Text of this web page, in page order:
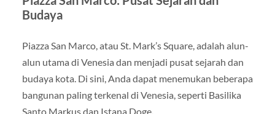
Budaya
Piazza San Marco, atau St. Mark’s Square, adalah alun-
alun utama di Venesia dan menjadi pusat sejarah dan
budaya kota. Di sini, Anda dapat menemukan beberapa
bangunan paling terkenal di Venesia, seperti Basilika
Santo Markus dan Istana Doge.